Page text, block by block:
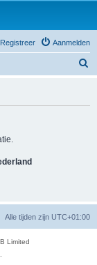
Aanmelden
Registreer
Alle tijden zijn UTC+01:00
Limited